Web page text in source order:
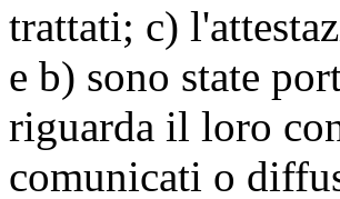
trattati; c)
e b) sono state
riguarda il loro
comunicati o